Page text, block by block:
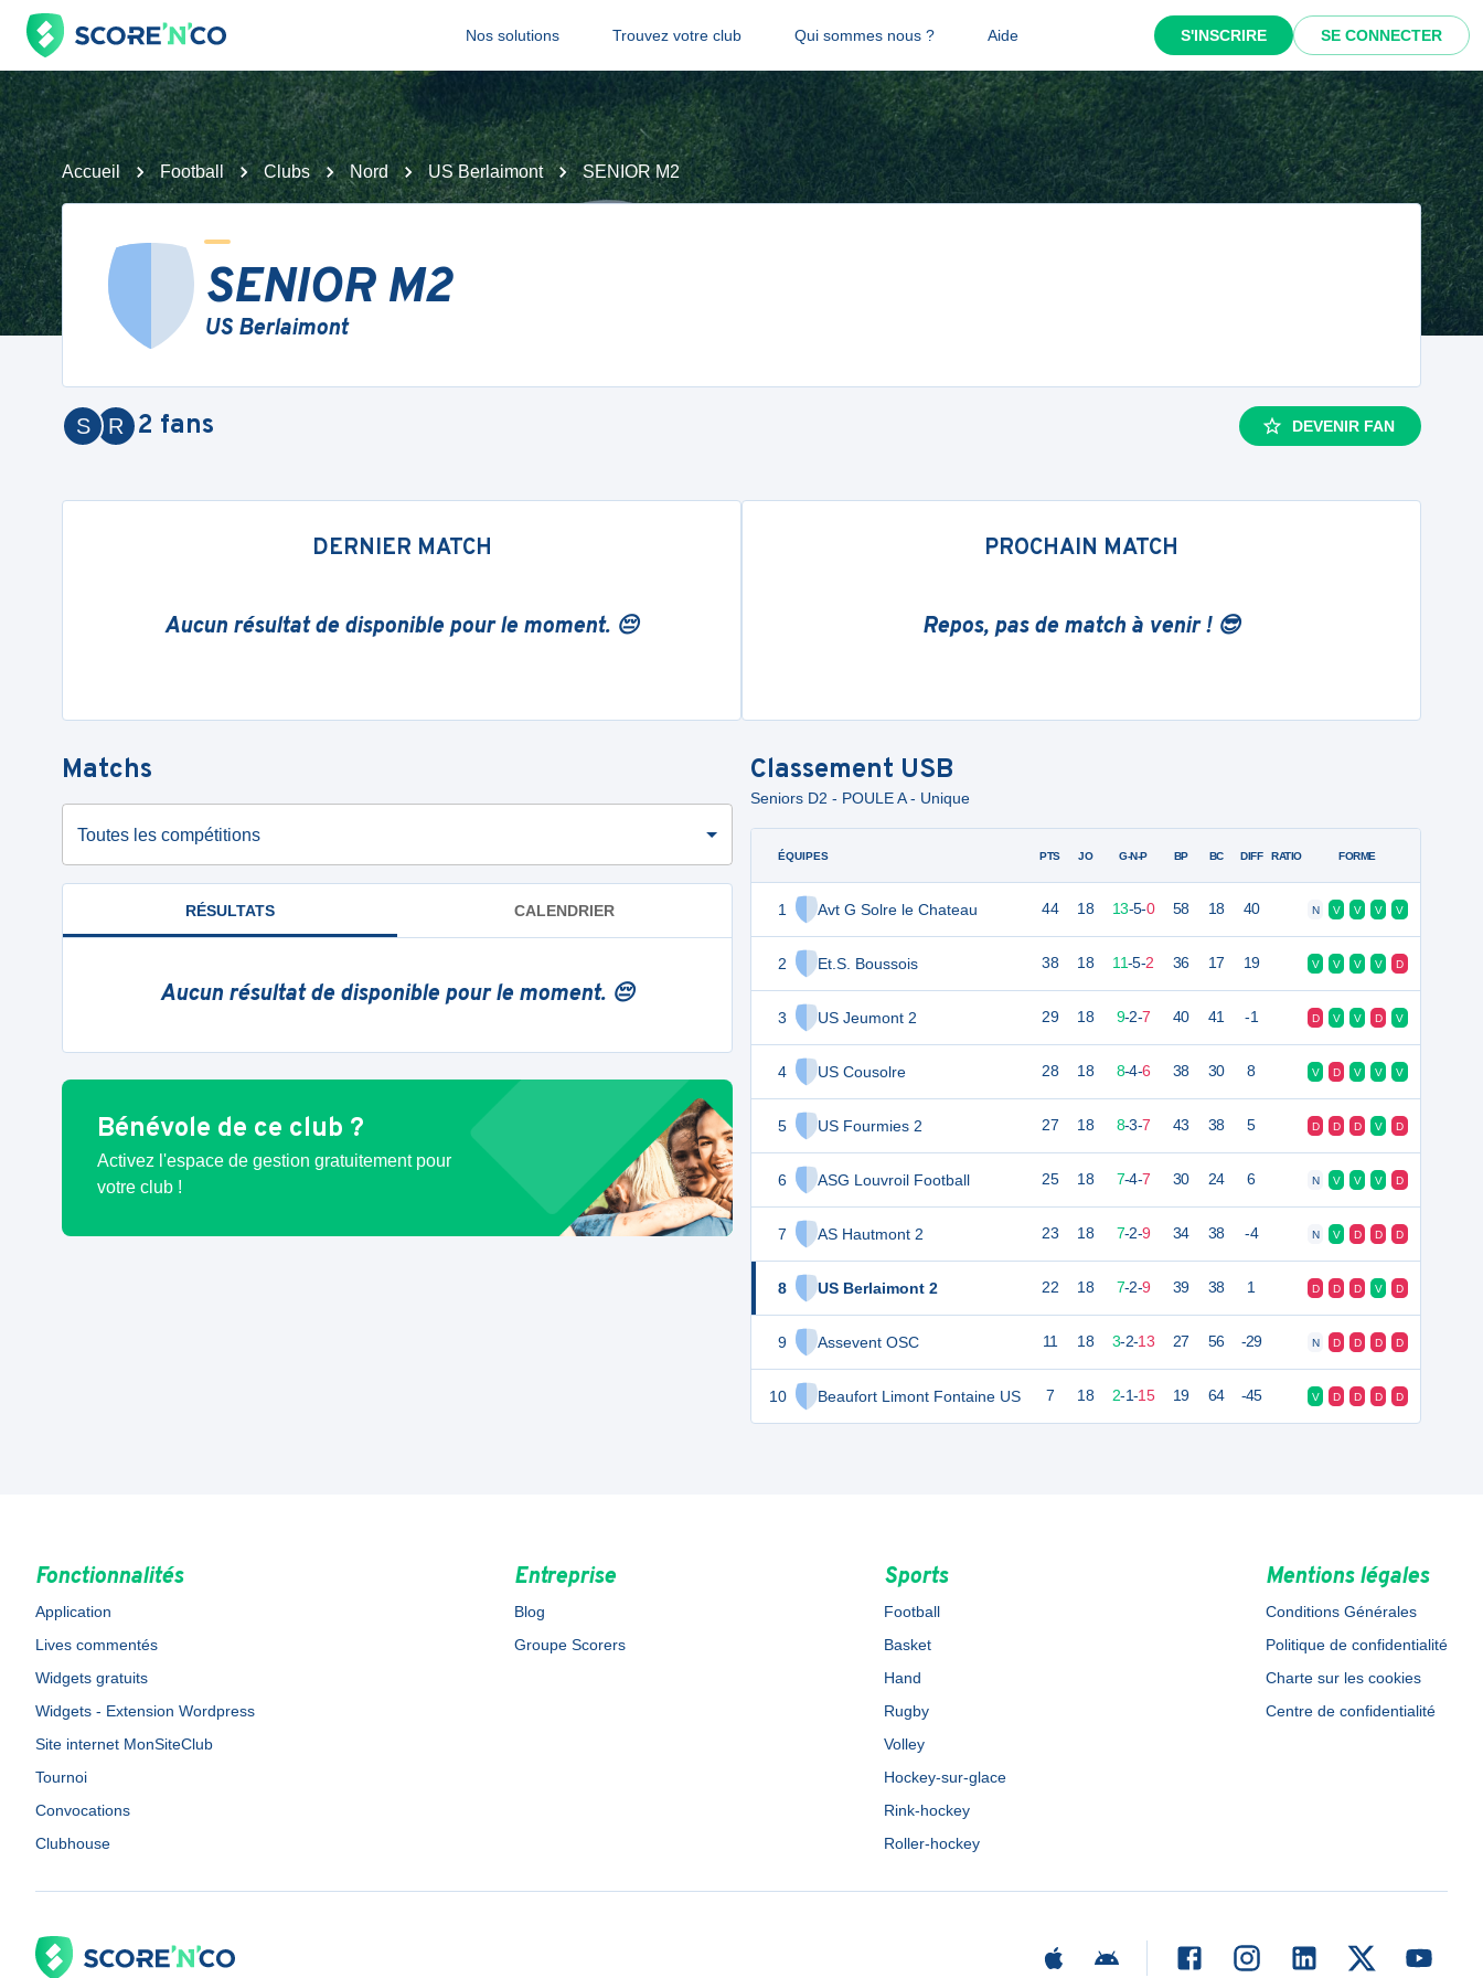
Nos solutions Trouvez votre club Qui sommes nous ? Aide S'INSCRIRE SE CONNECTER
Accueil Football Clubs Nord US Berlaimont SENIOR M2
SENIOR M2
US Berlaimont
R
S 2 fans DEVENIR FAN
DERNIER MATCH
Aucun résultat de disponible pour le moment. 😔
PROCHAIN MATCH
Repos, pas de match à venir ! 😎
Matchs
Toutes les compétitions
RÉSULTATS CALENDRIER
Aucun résultat de disponible pour le moment. 😔
Bénévole de ce club ?
Activez l'espace de gestion gratuitement pour
votre club !
Classement USB
Seniors D2 - POULE A - Unique
ÉQUIPES
1 Avt G Solre le Chateau
2 Et.S. Boussois
3 US Jeumont 2
4 US Cousolre
5 US Fourmies 2
6 ASG Louvroil Football
7 AS Hautmont 2
8 US Berlaimont 2
9 Assevent OSC
10 Beaufort Limont Fontaine US
PTS JO G-N-P BP BC DIFF RATIO FORME
44 18 13-5-0 58 18 40 N V V V V
38 18 11-5-2 36 17 19 V V V V D
29 18 9-2-7 40 41 -1 D V V D V
28 18 8-4-6 38 30 8 V D V V V
27 18 8-3-7 43 38 5 D D D V D
25 18 7-4-7 30 24 6 N V V V D
23 18 7-2-9 34 38 -4 N V D D D
22 18 7-2-9 39 38 1 D D D V D
11 18 3-2-13 27 56 -29 N D D D D
7 18 2-1-15 19 64 -45 V D D D D
Fonctionnalités
Application
Lives commentés
Widgets gratuits
Widgets - Extension Wordpress
Site internet MonSiteClub
Tournoi
Convocations
Clubhouse
Entreprise
Blog
Groupe Scorers
Sports
Football
Basket
Hand
Rugby
Volley
Hockey-sur-glace
Rink-hockey
Roller-hockey
Mentions légales
Conditions Générales
Politique de confidentialité
Charte sur les cookies
Centre de confidentialité